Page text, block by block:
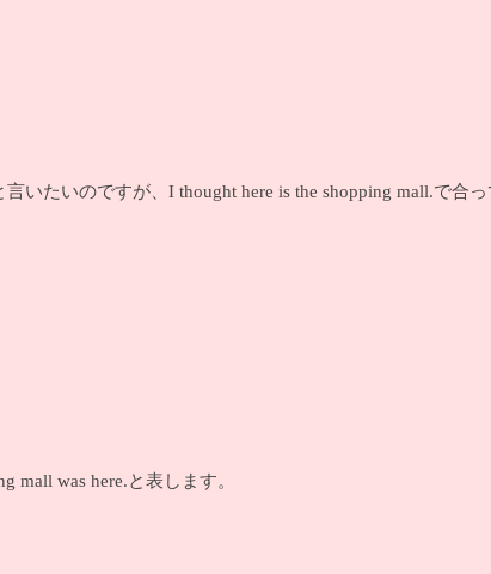
いたいのですが、I thought here is the shopping mall.で合
mall was here.と表します。